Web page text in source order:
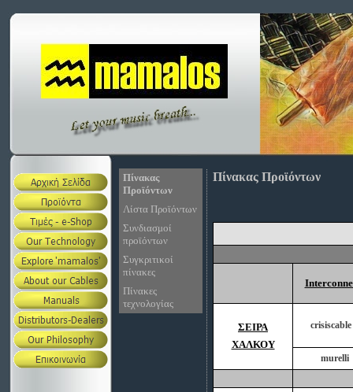
Πίνακας Προϊόντων
ΣΕΙΡΑ
ΧΑΛΚΟΥ
murelli
Πίνακας
Προϊόντων
Λίστα Προϊόντων
Συνδιασμοί
προϊόντων
Συγκριτικοί
πίνακες
Πίνακες
τεχνολογίας